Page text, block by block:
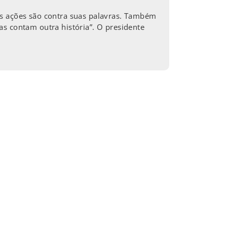
são contra suas palavras. Também
contam outra história”. O presidente